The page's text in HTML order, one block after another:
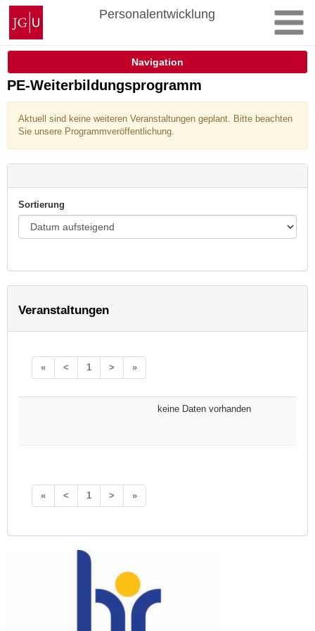
Zum
Inhalt
springen
Johannes
Gutenberg-
Universität
Personalentwicklung
Navigation
PE-Weiterbildungsprogramm
Aktuell sind keine weiteren Veranstaltungen geplant. Bitte beachten
Sie unsere Programmveröffentlichung.
Sortierung
Veranstaltungen
« < 1 > »
keine Daten vorhanden
« < 1 > »